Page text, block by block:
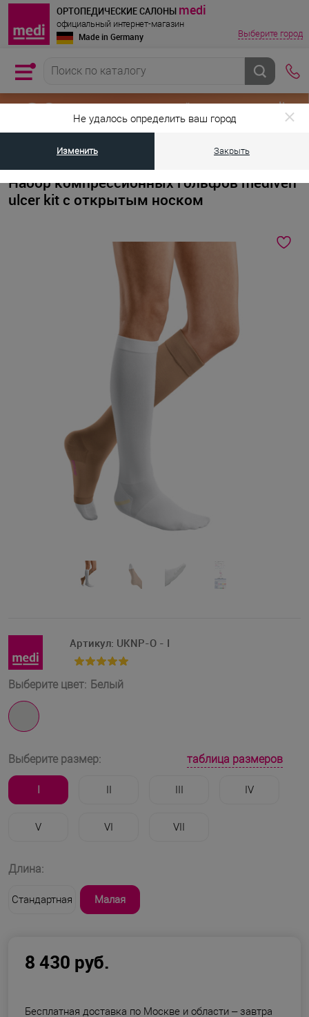
Не удалось определить ваш город
Изменить Закрыть
ОРТОПЕДИЧЕСКИЕ САЛОНЫ medi
официальный интернет-магазин
Made in Germany Выберите город
Главная страница • Компрессионный трикотаж
Набор компрессионных гольфов mediven
ulcer kit с открытым носком
Артикул: UKNP-O - I
Выберите цвет: Белый
Выберите размер: таблица размеров
I II III IV
V VI VII
Длина:
Стандартная Малая
8 430 руб.
Бесплатная доставка по Москве и области – завтра